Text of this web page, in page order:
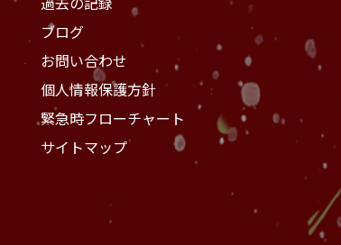
ブログ
お問い合わせ
個人情報保護方針
緊急時フローチャート
サイトマップ